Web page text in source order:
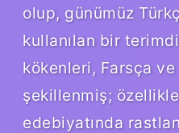
olup, günümüz
kullanılan bir
kökenleri, Farsça
şekillenmiş;
edebiyatında